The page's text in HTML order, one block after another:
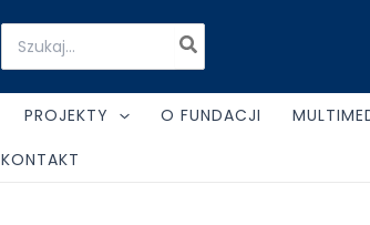
Search
for:
PROJEKTY O FUNDACJI
KONTAKT